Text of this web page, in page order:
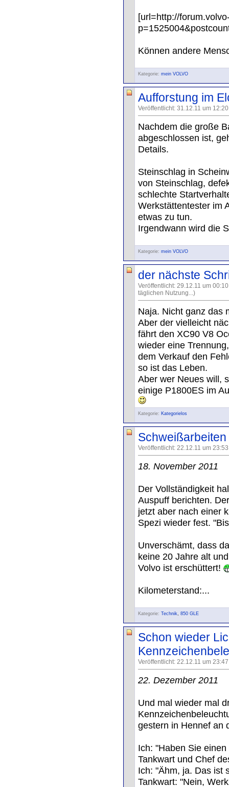
[url=http://
Können andere
Kategorie: mein VOLVO
Aufforstung im
Veröffentlicht: 31.12.11 um
Nachdem die große
abgeschlossen ist,
Details.
Steinschlag in
von Steinschlag,
schlechte
Werkstättentester im
etwas zu tun.
Irgendwann wird die
Kategorie: mein VOLVO
der nächste
Veröffentlicht: 29.12.11 um
täglichen Nutzung...)
Naja. Nicht ganz das
Aber der vielleicht
fährt den XC90 V8
wieder eine
dem Verkauf den
so ist das Leben.
Aber wer Neues will,
einige P1800ES im
Kategorie: Kategorielos
Veröffentlicht: 22.12.11 um
18. November 2011
Der Vollständigkeit
Auspuff berichten.
jetzt aber nach einer
Spezi wieder fest.
Unverschämt, dass
keine 20 Jahre alt
Volvo ist erschüttert!
Kilometerstand:...
Kategorie: Technik, 850 GLE
Schon wieder
Veröffentlicht: 22.12.11 um
22. Dezember 2011
Und mal wieder mal
gestern in Hennef an
Ich: "Haben Sie
Tankwart und Chef
Ich: "Ähm, ja. Das ist
Tankwart: "Nein,